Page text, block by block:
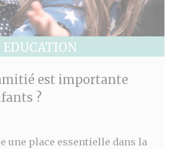
EDUCATION
est importante
?
une place essentielle dans la